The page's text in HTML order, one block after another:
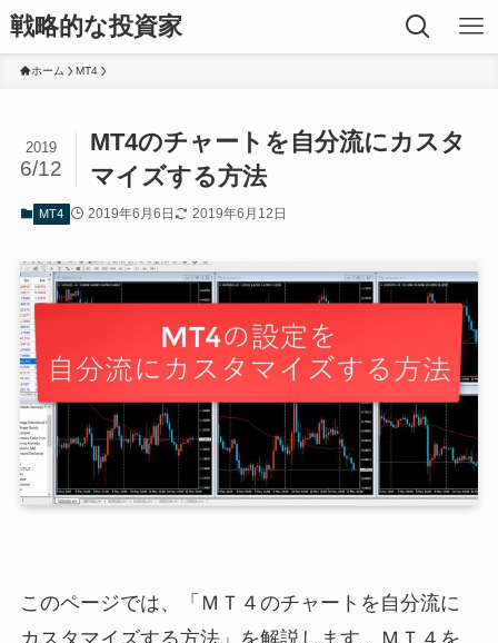
戦略的な投資家
ホーム MT4
MT4のチャートを自分流にカスタ
マイズする方法
2019
6/12
MT4 2019年6月6日 2019年6月12日
このページでは、「ＭＴ４のチャートを自分流に